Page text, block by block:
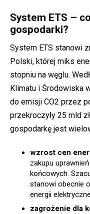
System ETS –
gospodarki?
System ETS stanowi
Polski, której miks
stopniu na węglu.
Klimatu i Środowiska
do emisji CO2 przez
przekroczyły 25 mld
gospodarkę jest
wzrost cen
zakupu
końcowych.
stanowi obecnie
energii
zagrożenie dla